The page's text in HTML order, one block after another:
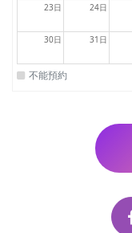
23日 24日
30日 31日
不能預約